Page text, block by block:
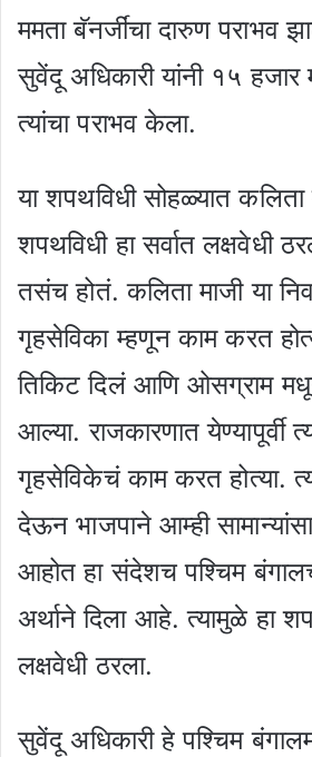
ममता बॅनर्जींचा दारुण पराभव
सुवेंदू अधिकारी यांनी १५ हजार
त्यांचा पराभव केला.
या शपथविधी सोहळ्यात कलिता
शपथविधी हा सर्वात लक्षवेधी
तसंच होतं. कलिता माजी या
गृहसेविका म्हणून काम करत
तिकिट दिलं आणि ओसग्राम
आल्या. राजकारणात येण्यापूर्वी
गृहसेविकेचं काम करत होत्या.
देऊन भाजपाने आम्ही
आहोत हा संदेशच पश्चिम
अर्थाने दिला आहे. त्यामुळे हा
लक्षवेधी ठरला.
सुवेंदू अधिकारी हे पश्चिम